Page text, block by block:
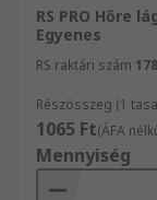
RS PRO Hőre
Egyenes
RS raktári szám
Részösszeg (1
1065 Ft(ÁFA
Mennyiség